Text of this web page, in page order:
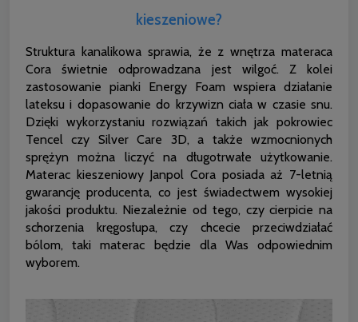
kieszeniowe?
Struktura kanalikowa sprawia, że z wnętrza materaca
Cora świetnie odprowadzana jest wilgoć. Z kolei
zastosowanie pianki Energy Foam wspiera działanie
lateksu i dopasowanie do krzywizn ciała w czasie snu.
Dzięki wykorzystaniu rozwiązań takich jak pokrowiec
Tencel czy Silver Care 3D, a także wzmocnionych
sprężyn można liczyć na długotrwałe użytkowanie.
Materac kieszeniowy Janpol Cora posiada aż 7-letnią
gwarancję producenta, co jest świadectwem wysokiej
jakości produktu. Niezależnie od tego, czy cierpicie na
schorzenia kręgosłupa, czy chcecie przeciwdziałać
bólom, taki materac będzie dla Was odpowiednim
wyborem.